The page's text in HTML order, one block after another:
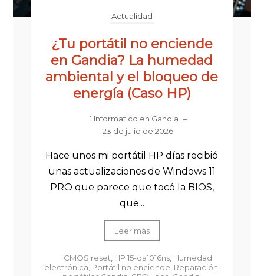
Actualidad
¿Tu portátil no enciende
en Gandia? La humedad
ambiental y el bloqueo de
energía (Caso HP)
1 Informatico en Gandia –
23 de julio de 2026
Hace unos mi portátil HP días recibió
unas actualizaciones de Windows 11
PRO que parece que tocó la BIOS,
que...
Leer más
CMOS reset HP 15-da1016ns, Humedad
electrónica Portátil no enciende Reparación